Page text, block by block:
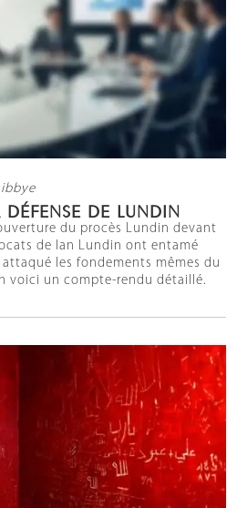
DÉFENSE DE LUNDIN
du procès Lundin devant
de Ian Lundin ont entamé
les fondements mêmes du
voici un compte-rendu détaillé.